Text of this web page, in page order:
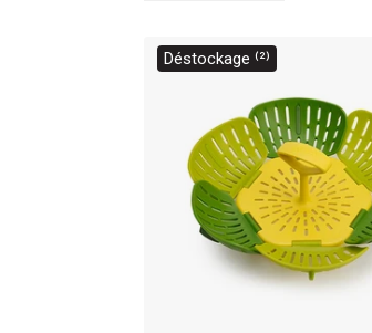
Déstockage ⁽²⁾